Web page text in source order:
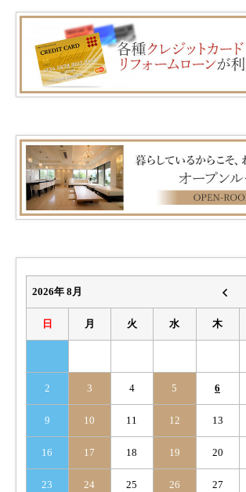
2026年 8月
日 月 火 水 木
2 3 4 5 6
9 10 11 12 13
16 17 18 19 20
23 24 25 26 27